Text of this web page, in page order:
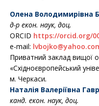
Олена Володимирівна
д-р екон. наук, доц.
ORCID https://orcid.org/
e-mail:
Приватний заклад вищої
«Східноєвропейський
м. Черкаси.
Наталія Валеріївна
канд. екон. наук, доц.